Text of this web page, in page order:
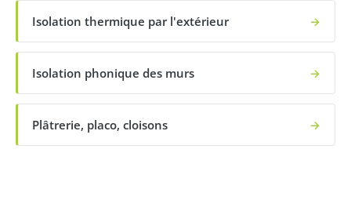
Isolation thermique par l'extérieur →
Isolation phonique des murs →
Plâtrerie, placo, cloisons →